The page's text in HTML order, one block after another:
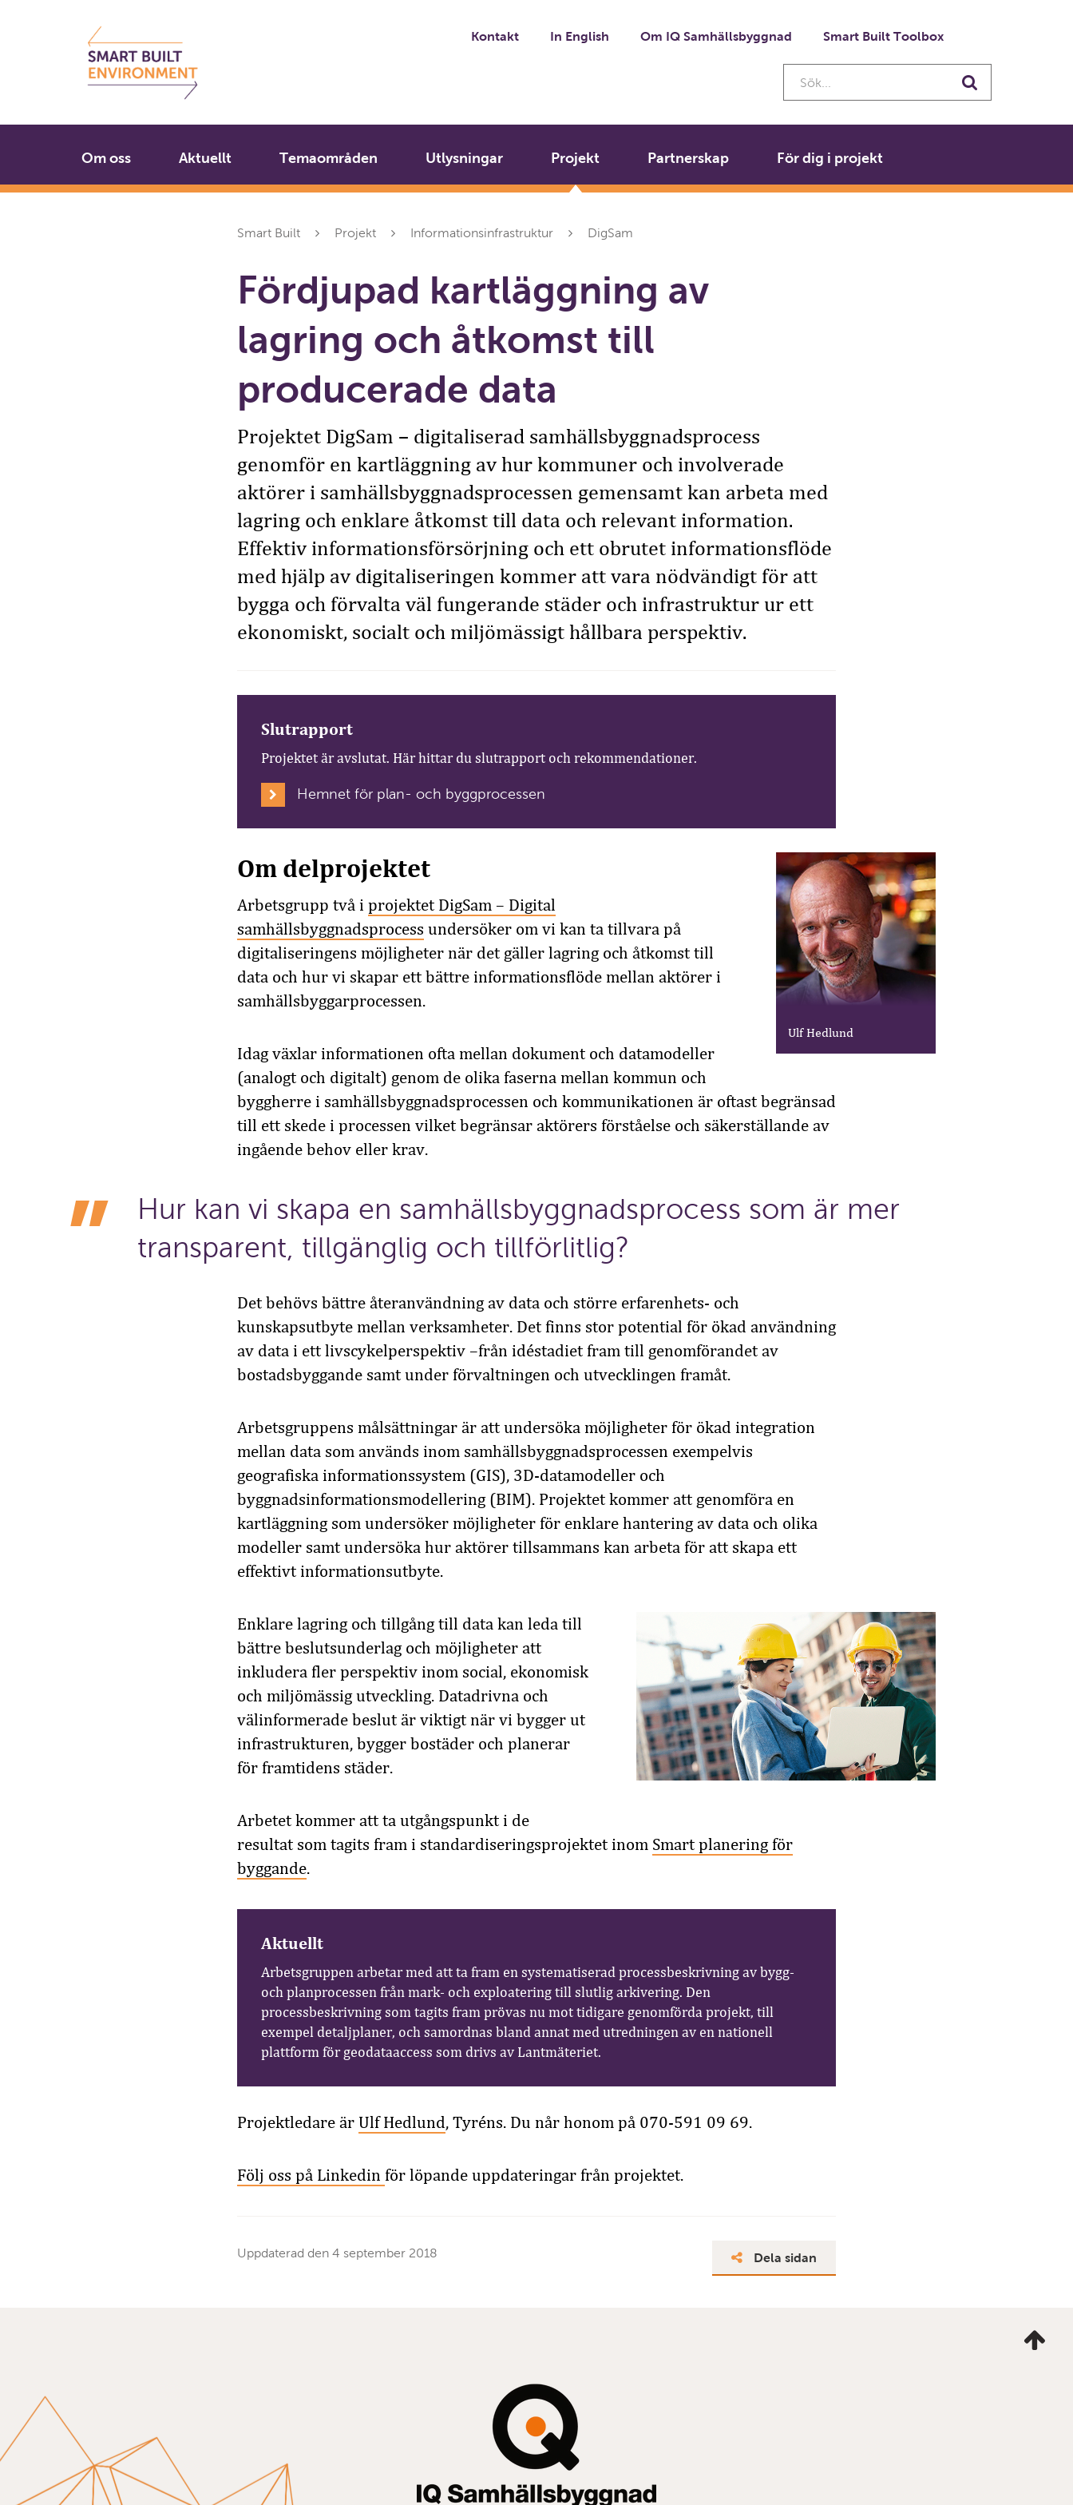
Kontakt In English Om IQ Samhällsbyggnad Smart Built Toolbox
Sök
Om oss Aktuellt Temaområden Utlysningar Projekt Partnerskap För dig i projekt
Smart Built Projekt Informationsinfrastruktur DigSam
Fördjupad kartläggning av
lagring och åtkomst till
producerade data
Projektet DigSam – digitaliserad samhällsbyggnadsprocess
genomför en kartläggning av hur kommuner och involverade
aktörer i samhällsbyggnadsprocessen gemensamt kan arbeta med
lagring och enklare åtkomst till data och relevant information.
Effektiv informationsförsörjning och ett obrutet informationsflöde
med hjälp av digitaliseringen kommer att vara nödvändigt för att
bygga och förvalta väl fungerande städer och infrastruktur ur ett
ekonomiskt, socialt och miljömässigt hållbara perspektiv.
Slutrapport
Projektet är avslutat. Här hittar du slutrapport och rekommendationer.
Hemnet för plan- och byggprocessen
Ulf Hedlund
Om delprojektet
Arbetsgrupp två i projektet DigSam – Digital
samhällsbyggnadsprocess undersöker om vi kan ta tillvara på
digitaliseringens möjligheter när det gäller lagring och åtkomst till
data och hur vi skapar ett bättre informationsflöde mellan aktörer i
samhällsbyggarprocessen.
Idag växlar informationen ofta mellan dokument och datamodeller
(analogt och digitalt) genom de olika faserna mellan kommun och
byggherre i samhällsbyggnadsprocessen och kommunikationen är oftast begränsad
till ett skede i processen vilket begränsar aktörers förståelse och säkerställande av
ingående behov eller krav.
Hur kan vi skapa en samhällsbyggnadsprocess som är mer
transparent, tillgänglig och tillförlitlig?
Det behövs bättre återanvändning av data och större erfarenhets- och
kunskapsutbyte mellan verksamheter. Det finns stor potential för ökad användning
av data i ett livscykelperspektiv –från idéstadiet fram till genomförandet av
bostadsbyggande samt under förvaltningen och utvecklingen framåt.
Arbetsgruppens målsättningar är att undersöka möjligheter för ökad integration
mellan data som används inom samhällsbyggnadsprocessen exempelvis
geografiska informationssystem (GIS), 3D-datamodeller och
byggnadsinformationsmodellering(BIM). Projektet kommer att genomföra en
kartläggning som undersöker möjligheter för enklare hantering av data och olika
modeller samt undersöka hur aktörer tillsammans kan arbeta för att skapa ett
effektivt informationsutbyte.
Enklare lagring och tillgång till data kan leda till
bättre beslutsunderlag och möjligheter att
inkludera fler perspektiv inom social, ekonomisk
och miljömässig utveckling. Datadrivna och
välinformerade beslut är viktigt när vi bygger ut
infrastrukturen, bygger bostäder och planerar
för framtidens städer.
Arbetet kommer att ta utgångspunkt i de
resultat som tagits fram i standardiseringsprojektet inom Smart planering för
byggande.
Aktuellt
Arbetsgruppen arbetar med att ta fram en systematiserad processbeskrivning av bygg-
och planprocessen från mark- och exploatering till slutlig arkivering. Den
processbeskrivning som tagits fram prövas nu mot tidigare genomförda projekt, till
exempel detaljplaner, och samordnas bland annat med utredningen av en nationell
plattform för geodataaccess som drivs av Lantmäteriet.
Projektledare är Ulf Hedlund, Tyréns. Du når honom på 070-591 09 69.
Följ oss på Linkedin för löpande uppdateringar från projektet.
Uppdaterad den 4 september 2018 Dela sidan
mig